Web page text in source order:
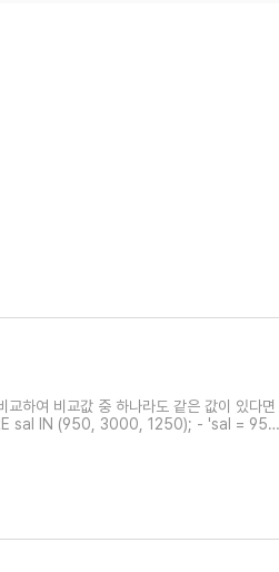
하여 비교값 중 하나라도 같은 값이 있다면
sal IN (950, 3000, 1250); - 'sal = 950